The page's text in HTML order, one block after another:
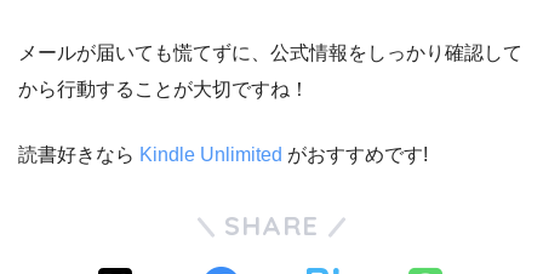
メールが届いても慌てずに、公式情報をしっかり確認して
から行動することが大切ですね！
読書好きなら Kindle Unlimited がおすすめです!
SHARE